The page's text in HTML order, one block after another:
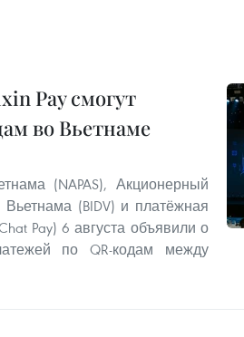
Pay смогут
во Вьетнаме
(NAPAS), Акционерный
(BIDV) и платёжная
Pay) 6 августа объявили о
по QR-кодам между